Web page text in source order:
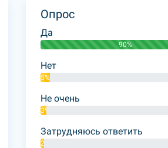
Опрос
Да
90%
Нет
5%
Не очень
3%
Затрудняюсь ответить
2%